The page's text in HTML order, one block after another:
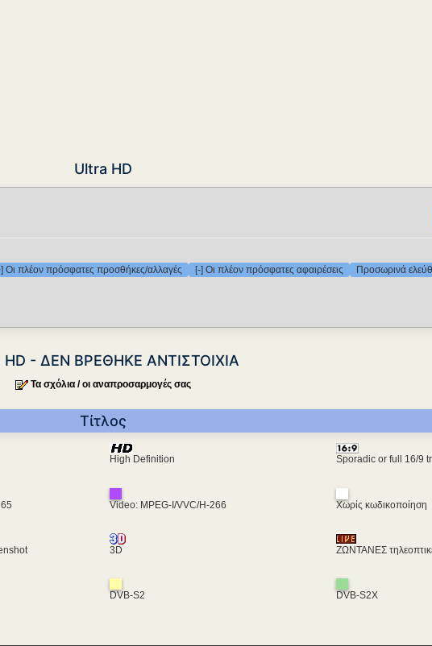
Ultra HD
Οι πλέον πρόσφατες προσθήκες/αλλαγές [-] Οι πλέον πρόσφατες αφαιρέσεις Προσωρινά
HD - ΔΕΝ ΒΡΕΘΗΚΕ ΑΝΤΙΣΤΟΙΧΙΑ
Τα σχόλια / οι αναπροσαρμογές σας
Τίτλος
High Definition Sporadic or full 16/9
Video: MPEG-I/VVC/H-266 Χωρίς κωδικοποίηση
3D ΖΩΝΤΑΝΕΣ
DVB-S2 DVB-S2X